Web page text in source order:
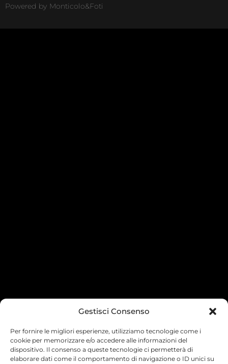
Gestisci Consenso
Per fornire le migliori esperienze, utilizziamo tecnologie come i
cookie per memorizzare e/o accedere alle informazioni del
dispositivo. Il consenso a queste tecnologie ci permetterà di
elaborare dati come il comportamento di navigazione o ID unici su
Powered by Monticolo&Foti